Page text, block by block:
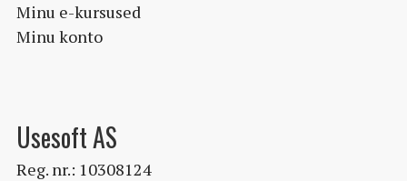
Minu e-kursused
Minu konto
Usesoft AS
Reg. nr.: 10308124